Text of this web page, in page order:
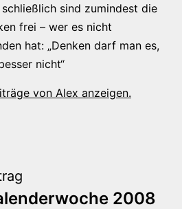
schließlich sind zumindest die
frei – wer es nicht
hat: „Denken darf man es,
nicht“
von Alex anzeigen.
2008